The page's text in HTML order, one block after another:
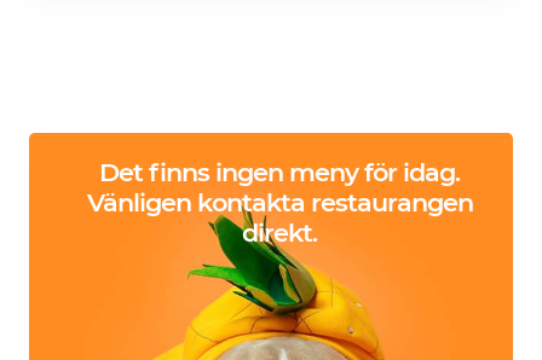
Det finns ingen meny för idag.
Vänligen kontakta restaurangen
direkt.